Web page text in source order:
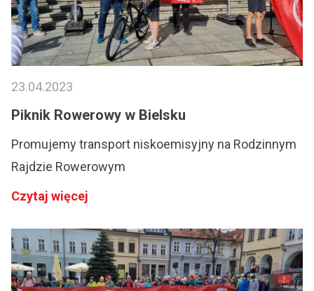
23.04.2023
Piknik Rowerowy w Bielsku
Promujemy transport niskoemisyjny na Rodzinnym
Rajdzie Rowerowym
Czytaj więcej